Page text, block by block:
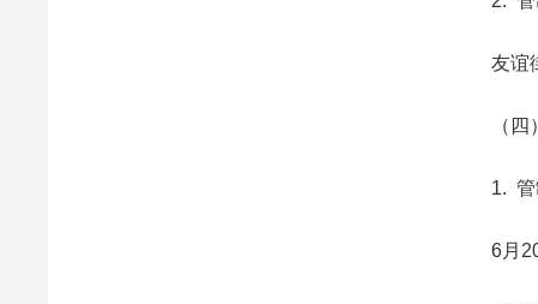
友谊街
（四）
1. 管
6月20